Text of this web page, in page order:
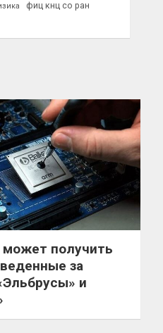
фиц кнц со ран
может получить
за
и